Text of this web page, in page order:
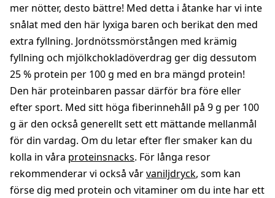
mer nötter, desto bättre! Med detta i åtanke har vi inte
snålat med den här lyxiga baren och berikat den med
extra fyllning. Jordnötssmörstången med krämig
fyllning och mjölkchokladöverdrag ger dig dessutom
25 % protein per 100 g med en bra mängd protein!
Den här proteinbaren passar därför bra före eller
efter sport. Med sitt höga fiberinnehåll på 9 g per 100
g är den också generellt sett ett mättande mellanmål
för din vardag. Om du letar efter fler smaker kan du
kolla in våra proteinsnacks. För långa resor
rekommenderar vi också vårvaniljdryck, som kan
förse dig med protein och vitaminer om du inte har ett